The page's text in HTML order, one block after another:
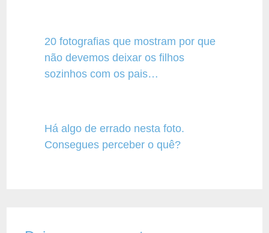
20 fotografias que mostram por que
não devemos deixar os filhos
sozinhos com os pais…
Há algo de errado nesta foto.
Consegues perceber o quê?